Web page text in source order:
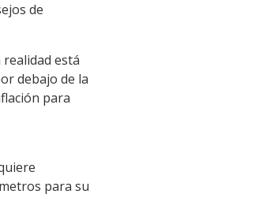
de
realidad está
debajo de la
para
para su